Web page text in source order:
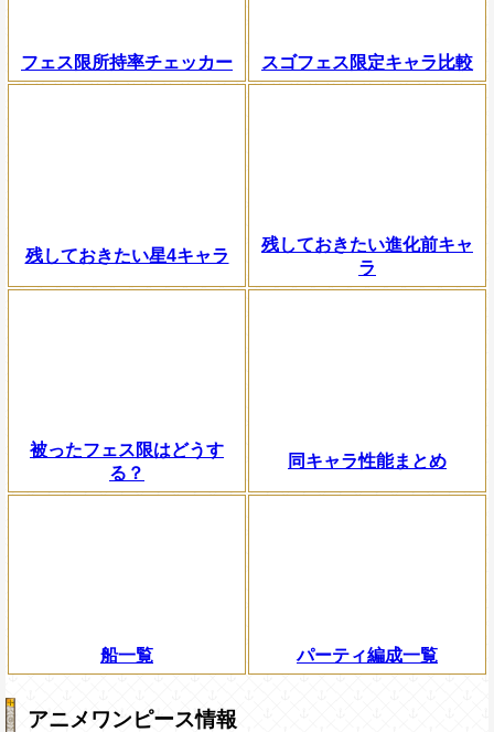
フェス限所持率チェッカー スゴフェス限定キャラ比較
残しておきたい星4キャラ
残しておきたい進化前キャ
ラ
被ったフェス限はどうす
る？
同キャラ性能まとめ
船一覧 パーティ編成一覧
アニメワンピース情報